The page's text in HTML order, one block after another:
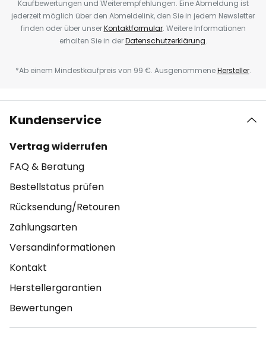
Kaufbewertungen und Weiterempfehlungen. Eine Abmeldung ist
jederzeit möglich über den Abmeldelink, den Sie in jedem Newsletter
finden oder über unserKontaktformular. Weitere Informationen
erhalten Sie in derDatenschutzerklärung.
*Ab einem Mindestkaufpreis von 99 €. AusgenommeneHersteller.
Kundenservice
Vertrag widerrufen
FAQ & Beratung
Bestellstatus prüfen
Rücksendung/Retouren
Zahlungsarten
Versandinformationen
Kontakt
Herstellergarantien
Bewertungen